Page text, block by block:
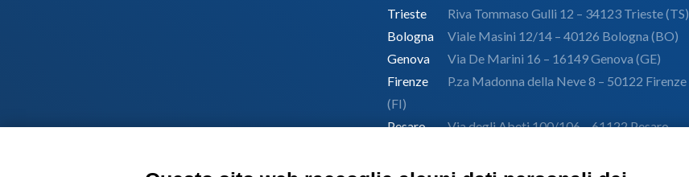
Trieste
Riva Tommaso Gulli 12 – 34123 Trieste (TS)
Bologna
Viale Masini 12/14 – 40126 Bologna (BO)
Genova
Via De Marini 16 – 16149 Genova (GE)
Firenze
P.za Madonna della Neve 8 – 50122 Firenze
(FI)
Pesaro
Via degli Abeti 100/106 – 61122 Pesaro